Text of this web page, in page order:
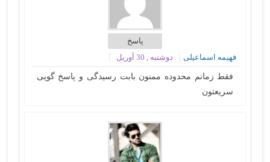
پاسخ
فهیمه اسماعیلی
دوشنبه , 30 آوریل
فقط زمانم محدوده ممنون بابت رسیدگی و پاسخ گویی
سریعتون